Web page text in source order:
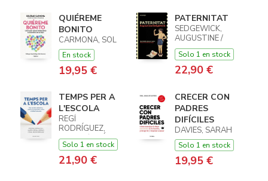
QUIÉREME
BONITO
CARMONA, SOL
En stock
19,95 €
PATERNITAT
SEDGEWICK,
AUGUSTINE /
SEDGEWICK,
AUGUSTINE
Solo 1 en stock
22,90 €
TEMPS PER A
L'ESCOLA
REGÍ
RODRÍGUEZ,
CORAL / JIMÉNEZ
VILA, MONTSE /
ORTOLL
GRÍFOLS, CARME
Solo 1 en stock
21,90 €
CRECER CON
PADRES
DIFÍCILES
DAVIES, SARAH
Solo 1 en stock
19,95 €